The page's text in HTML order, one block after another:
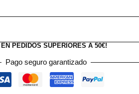
EN PEDIDOS SUPERIORES A 50€!
Pago seguro garantizado